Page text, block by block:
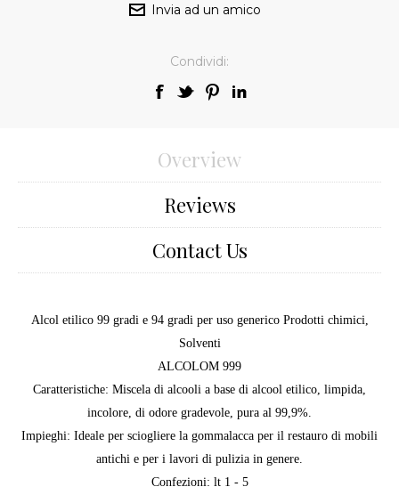
Condividi:
Overview
Reviews
Contact Us
Alcol etilico 99 gradi e 94 gradi per uso generico Prodotti chimici,
Solventi
ALCOLOM 999
Caratteristiche: Miscela di alcooli a base di alcool etilico, limpida,
incolore, di odore gradevole, pura al 99,9%.
Impieghi: Ideale per sciogliere la gommalacca per il restauro di mobili
antichi e per i lavori di pulizia in genere.
Confezioni: lt 1 - 5